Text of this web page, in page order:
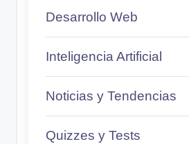
Desarrollo Web
Inteligencia Artificial
Noticias y Tendencias
Quizzes y Tests